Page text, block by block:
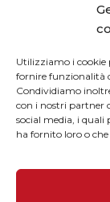
Utilizziamo i cookie
fornire funzionalità
Condividiamo
con i nostri partner
social media, i
ha fornito loro o